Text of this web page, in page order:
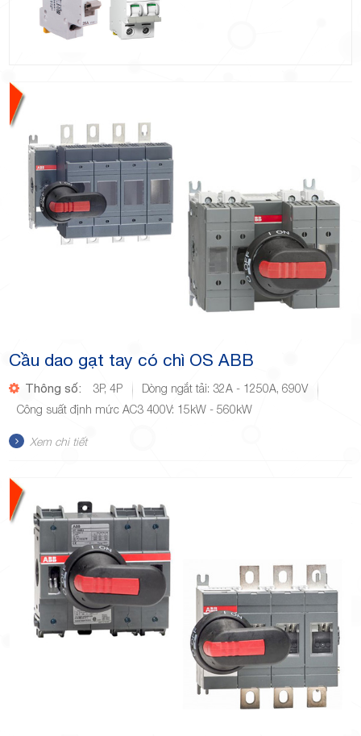
Cầu dao gạt tay có chì OS ABB
Thông số: 3P, 4P
Dòng ngắt tải: 32A - 1250A, 690V
Công suất định mức AC3 400V: 15kW - 560kW
Xem chi tiết